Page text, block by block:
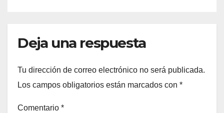
Deja una respuesta
Tu dirección de correo electrónico no será publicada.
Los campos obligatorios están marcados con *
Comentario *